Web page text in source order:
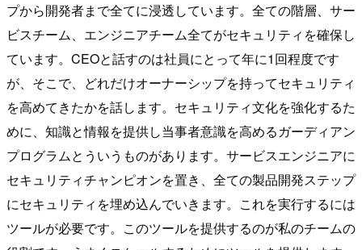
プから開発者まで全てに浸透しています。全ての階層、サー
ビスチーム、エンジニアチーム全てがセキュリティを確保し
ています。CEOと話すのは社員にとって年に1回程度です
が、そこで、どれだけオーナーシップを持ってセキュリティ
を高めてきたかを話します。セキュリティ文化を強化するた
めに、知識と情報を提供し当事者意識を高めるガーディアン
プログラムとういうものがあります。サービスエンジニアに
セキュリティチャンピオンを置き、全ての製品開発ステップ
にセキュリティを埋め込んでいきます。これを実行するには
ツールが必要です。このツールを提供するのが私のチームの